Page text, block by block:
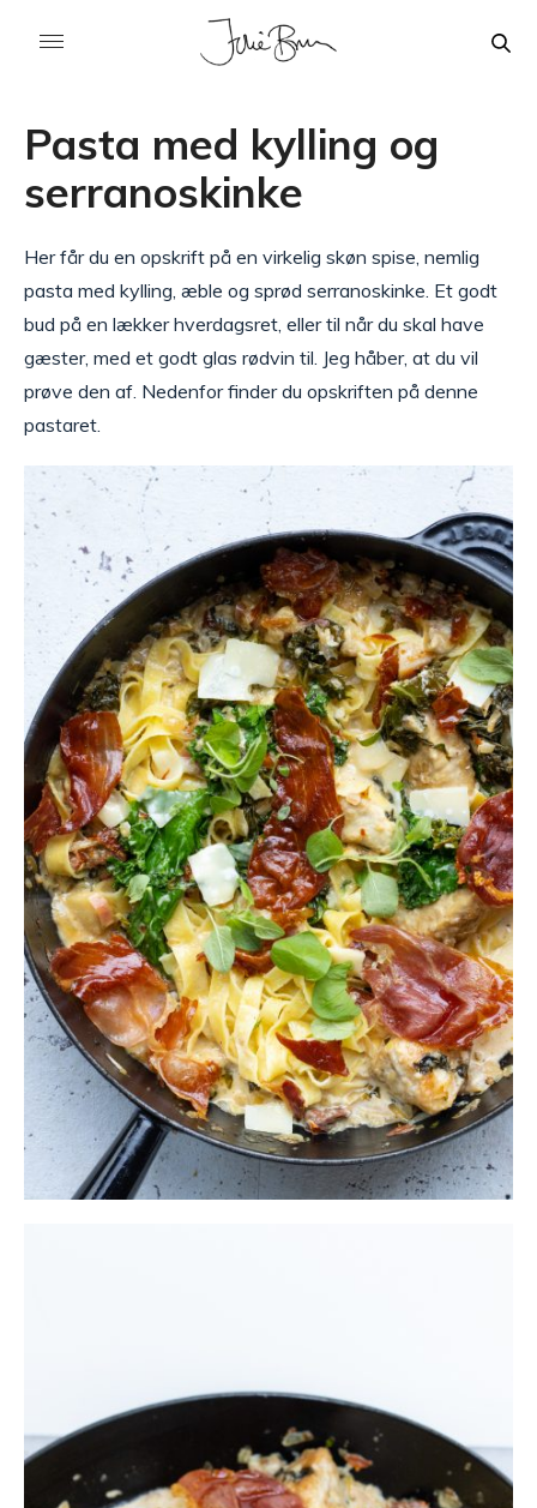
Pasta med kylling og
serranoskinke
Her får du en opskrift på en virkelig skøn spise, nemlig
pasta med kylling, æble og sprød serranoskinke. Et godt
bud på en lækker hverdagsret, eller til når du skal have
gæster, med et godt glas rødvin til. Jeg håber, at du vil
prøve den af. Nedenfor finder du opskriften på denne
pastaret.